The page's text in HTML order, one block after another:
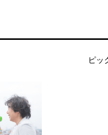
ピッ